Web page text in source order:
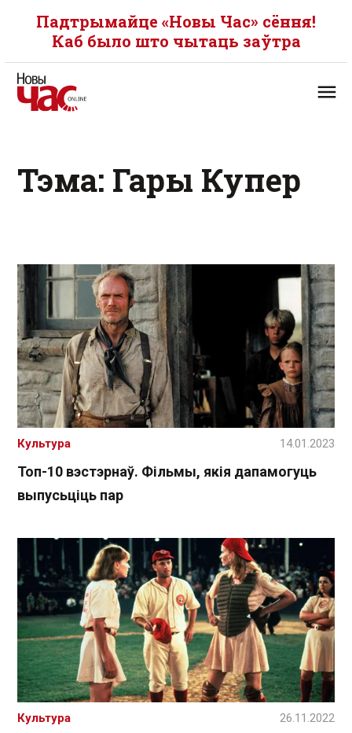
Падтрымайце «Новы Час» сёння!
Каб было што чытаць заўтра
Тэма: Гары Купер
Топ-10 вэстэрнаў. Фільмы, якія дапамогуць
выпусьціць пар
Культура 14.01.2023
Культура 26.11.2022